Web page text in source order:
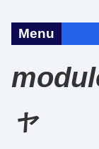
Menu
ャ